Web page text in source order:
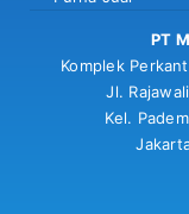
PT
Komplek
Jl.
Kel.